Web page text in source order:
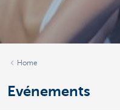
Home
Evénements